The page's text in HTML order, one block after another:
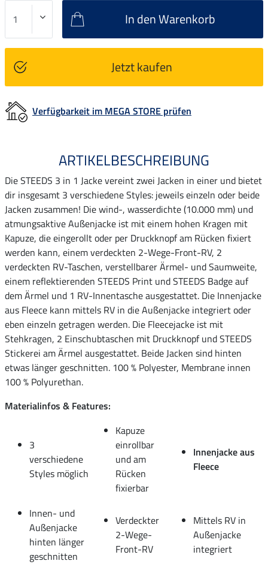
In den Warenkorb
Jetzt kaufen
Verfügbarkeit im MEGA STORE prüfen
ARTIKELBESCHREIBUNG
Die STEEDS 3 in 1 Jacke vereint zwei Jacken in einer und bietet
dir insgesamt 3 verschiedene Styles: jeweils einzeln oder beide
Jacken zusammen! Die wind-, wasserdichte (10.000 mm) und
atmungsaktive Außenjacke ist mit einem hohen Kragen mit
Kapuze, die eingerollt oder per Druckknopf am Rücken fixiert
werden kann, einem verdeckten 2-Wege-Front-RV, 2
verdeckten RV-Taschen, verstellbarer Ärmel- und Saumweite,
einem reflektierenden STEEDS Print und STEEDS Badge auf
dem Ärmel und 1 RV-Innentasche ausgestattet. Die Innenjacke
aus Fleece kann mittels RV in die Außenjacke integriert oder
eben einzeln getragen werden. Die Fleecejacke ist mit
Stehkragen, 2 Einschubtaschen mit Druckknopf und STEEDS
Stickerei am Ärmel ausgestattet. Beide Jacken sind hinten
etwas länger geschnitten. 100 % Polyester, Membrane innen
100 % Polyurethan.
Materialinfos & Features:
3
verschiedene
Styles möglich
Kapuze
einrollbar
und am
Rücken
fixierbar
Innenjacke aus
Fleece
Innen- und
Außenjacke
hinten länger
geschnitten
Verdeckter
2-Wege-
Front-RV
Mittels RV in
Außenjacke
integriert